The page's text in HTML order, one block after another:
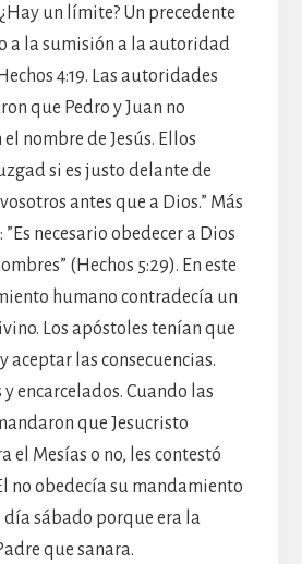
un límite? Un precedente
a la sumisión a la autoridad
4:19. Las autoridades
que Pedro y Juan no
nombre de Jesús. Ellos
si es justo delante de
antes que a Dios.” Más
necesario obedecer a Dios
(Hechos 5:29). En este
humano contradecía un
Los apóstoles tenían que
aceptar las consecuencias.
encarcelados. Cuando las
que Jesucristo
el Mesías o no, les contestó
El no obedecía su mandamiento
día sábado porque era la
que sanara.